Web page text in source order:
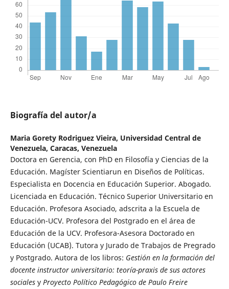
Biografía del autor/a
Maria Gorety Rodriguez Vieira, Universidad Central de
Venezuela, Caracas, Venezuela
Doctora en Gerencia, con PhD en Filosofía y Ciencias de la
Educación. Magíster Scientiarun en Diseños de Políticas.
Especialista en Docencia en Educación Superior. Abogado.
Licenciada en Educación. Técnico Superior Universitario en
Educación. Profesora Asociado, adscrita a la Escuela de
Educación-UCV. Profesora del Postgrado en el área de
Educación de la UCV. Profesora-Asesora Doctorado en
Educación (UCAB). Tutora y Jurado de Trabajos de Pregrado
y Postgrado. Autora de los libros: Gestión en la formación del
docente instructor universitario: teoría-praxis de sus actores
socialesy Proyecto Político Pedagógico de Paulo Freire